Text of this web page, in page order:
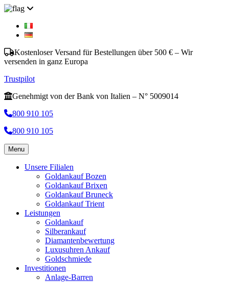
Kostenloser Versand für Bestellungen über 500 € – Wir
versenden in ganz Europa
Trustpilot
Genehmigt von der Bank von Italien – N° 5009014
800 910 105
800 910 105
Menu
Unsere Filialen
Goldankauf Bozen
Goldankauf Brixen
Goldankauf Bruneck
Goldankauf Trient
Leistungen
Goldankauf
Silberankauf
Diamantenbewertung
Luxusuhren Ankauf
Goldschmiede
Investitionen
Anlage-Barren